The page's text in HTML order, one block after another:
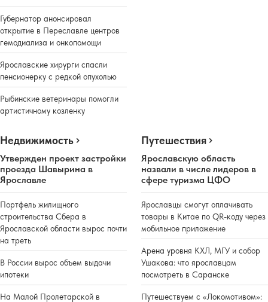
Губернатор анонсировал
открытие в Переславле центров
гемодиализа и онкопомощи
Ярославские хирурги спасли
пенсионерку с редкой опухолью
Рыбинские ветеринары помогли
артистичному козленку
Недвижимость
Утвержден проект застройки
проезда Шавырина в
Ярославле
Портфель жилищного
строительства Сбера в
Ярославской области вырос почти
на треть
В России вырос объем выдачи
ипотеки
На Малой Пролетарской в
Путешествия
Ярославскую область
назвали в числе лидеров в
сфере туризма ЦФО
Ярославцы смогут оплачивать
товары в Китае по QR-коду через
мобильное приложение
Арена уровня КХЛ, МГУ и собор
Ушакова: что ярославцам
посмотреть в Саранске
Путешествуем с «Локомотивом»: